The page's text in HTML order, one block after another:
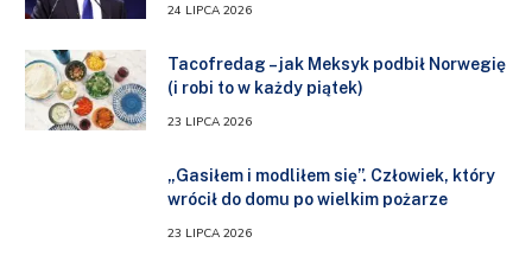
24 LIPCA 2026
Tacofredag – jak Meksyk podbił Norwegię
(i robi to w każdy piątek)
23 LIPCA 2026
„Gasiłem i modliłem się”. Człowiek, który
wrócił do domu po wielkim pożarze
23 LIPCA 2026